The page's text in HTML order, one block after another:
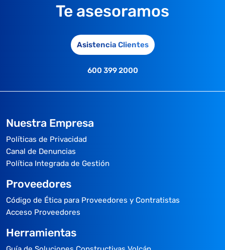
Te asesoramos
Asistencia Clientes
600 399 2000
Nuestra Empresa
Políticas de Privacidad
Canal de Denuncias
Política Integrada de Gestión
Proveedores
Código de Ética para Proveedores y Contratistas
Acceso Proveedores
Herramientas